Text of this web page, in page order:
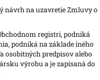
návrh na uzavretie Zmluvy o
registri, podniká
podniká na základe iného
osobitných predpisov alebo
výrobu a je zapísaná do